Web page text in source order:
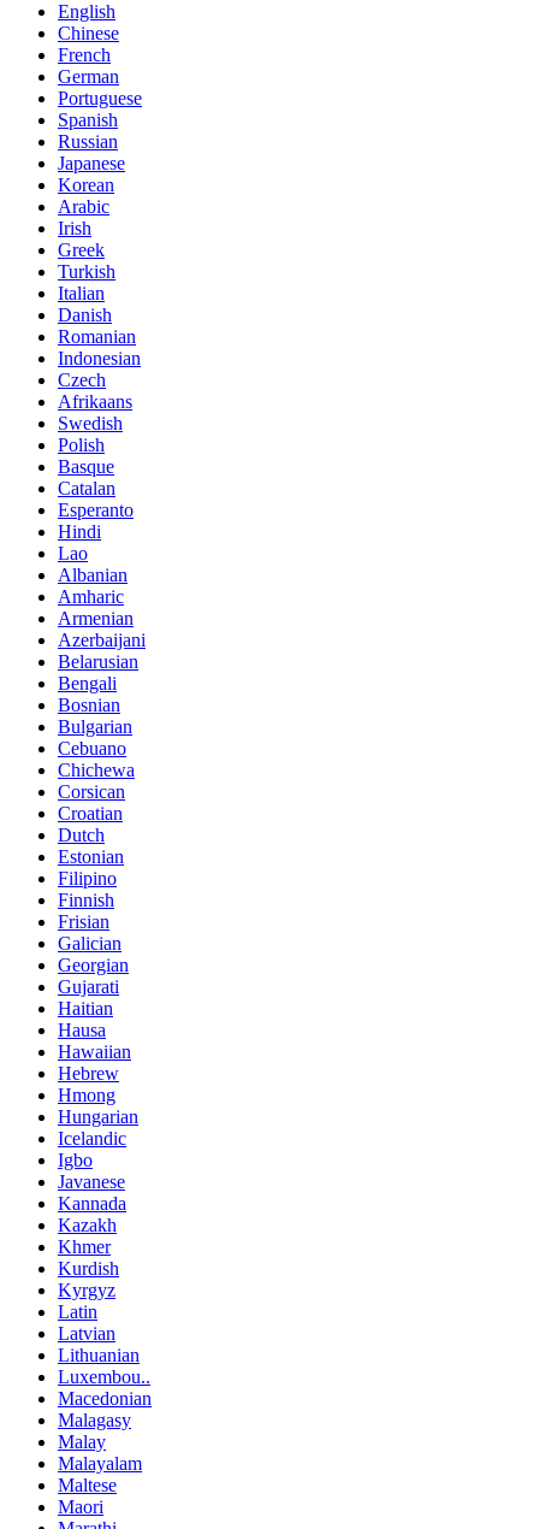
English
Chinese
French
German
Portuguese
Spanish
Russian
Japanese
Korean
Arabic
Irish
Greek
Turkish
Italian
Danish
Romanian
Indonesian
Czech
Afrikaans
Swedish
Polish
Basque
Catalan
Esperanto
Hindi
Lao
Albanian
Amharic
Armenian
Azerbaijani
Belarusian
Bengali
Bosnian
Bulgarian
Cebuano
Chichewa
Corsican
Croatian
Dutch
Estonian
Filipino
Finnish
Frisian
Galician
Georgian
Gujarati
Haitian
Hausa
Hawaiian
Hebrew
Hmong
Hungarian
Icelandic
Igbo
Javanese
Kannada
Kazakh
Khmer
Kurdish
Kyrgyz
Latin
Latvian
Lithuanian
Luxembou..
Macedonian
Malagasy
Malay
Malayalam
Maltese
Maori